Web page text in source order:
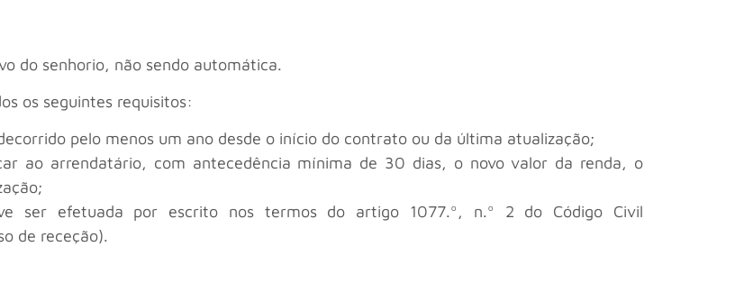
do senhorio, não sendo automática.
os seguintes requisitos:
pelo menos um ano desde o início do contrato ou da última atualização;
ao arrendatário, com antecedência mínima de 30 dias, o novo valor da renda, o
ser efetuada por escrito nos termos do artigo 1077.º, n.º 2 do Código Civil
de receção).